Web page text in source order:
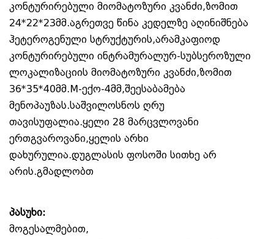
კონტურირებული მიომატოზური კვანძი,ზომით
24*22*23მმ.აგრეთვე წინა კედელზე აღინიშნება
ჰეტეროგენული სტრუქტურის,არამკაფიოდ
კონტურირებული ინტრამურალურ-სუბსეროზული
ლოკალიზაციის მიომატოზური კვანძი,ზომით
36*35*40მმ.M-ექო-4მმ,შეესაბამება
მენოპაუზას.საშვილოსნოს ღრუ
თავისუფალია.ყელი 28 მარცვლოვანი
ერთგვაროვანი,ყელის არხი
დახურულია.დუგლასის ფოსოში სითხე არ
არის.გმადლობთ
პასუხი:
მოგესალმებით,